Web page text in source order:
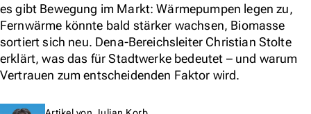
es gibt Bewegung im Markt: Wärmepumpen legen zu,
Fernwärme könnte bald stärker wachsen, Biomasse
sortiert sich neu. Dena-Bereichsleiter Christian Stolte
erklärt, was das für Stadtwerke bedeutet – und warum
Vertrauen zum entscheidenden Faktor wird.